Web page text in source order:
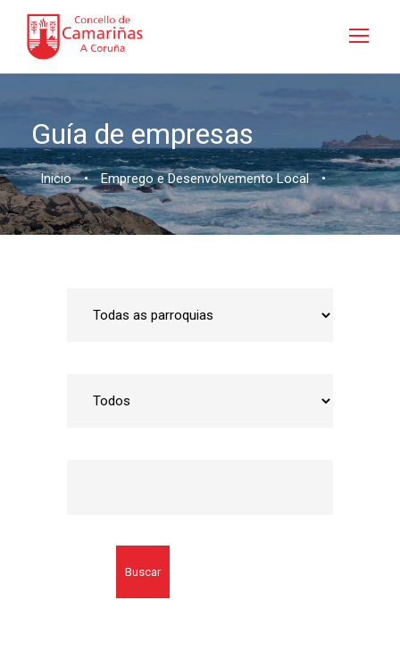
Guía de empresas
Inicio • Emprego e Desenvolvemento Local •
Buscar